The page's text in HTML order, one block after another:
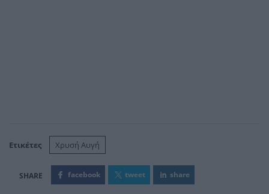
Ετικέτες Χρυσή Αυγή
facebook tweet share